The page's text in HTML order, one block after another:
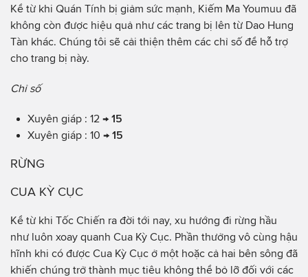
Kể từ khi Quán Tính bị giảm sức mạnh, Kiếm Ma Youmuu đã
không còn được hiệu quả như các trang bị lên từ Dao Hung
Tàn khác. Chúng tôi sẽ cải thiện thêm các chỉ số để hỗ trợ
cho trang bị này.
Chỉ số
Xuyên giáp : 12 → 15
Xuyên giáp : 10 → 15
RỪNG
CUA KỲ CỤC
Kể từ khi Tốc Chiến ra đời tới nay, xu hướng đi rừng hầu
như luôn xoay quanh Cua Kỳ Cục. Phần thưởng vô cùng hậu
hĩnh khi có được Cua Kỳ Cục ở một hoặc cả hai bên sông đã
khiến chúng trở thành mục tiêu không thể bỏ lỡ đối với các